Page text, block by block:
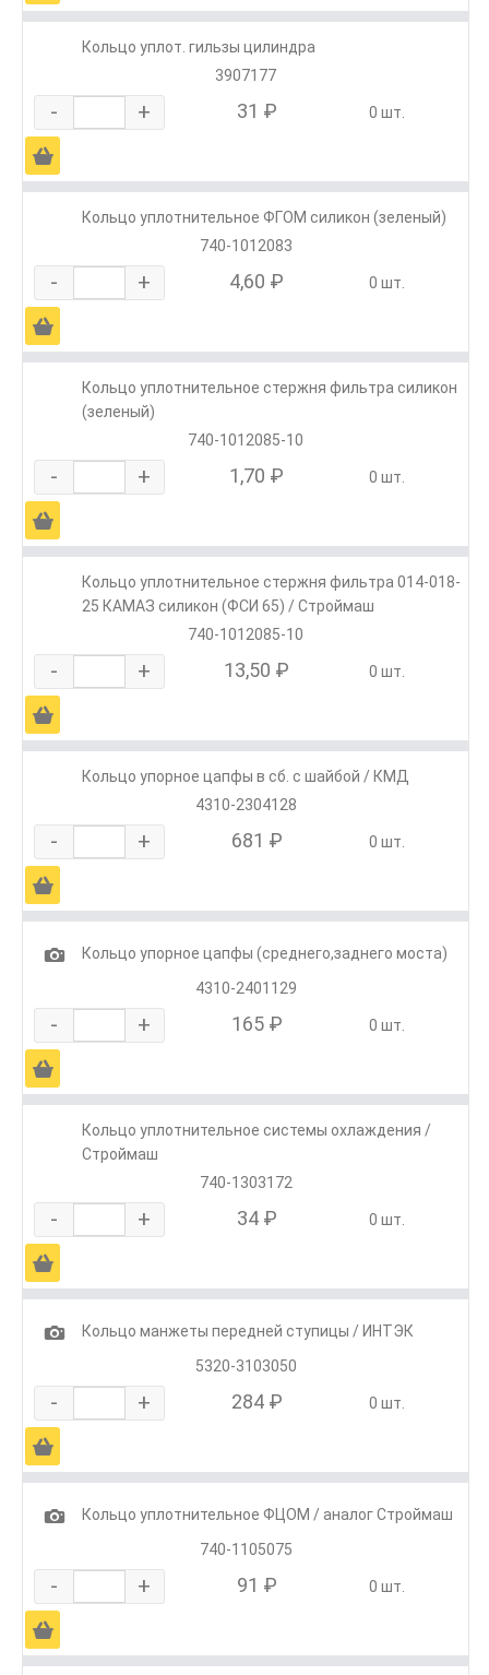
Кольцо уплот. гильзы цилиндра
3907177
- + 31 ₽ 0 шт.
Ä
Кольцо уплотнительное ФГОМ силикон (зеленый)
740-1012083
- + 4,60 ₽ 0 шт.
Ä
Кольцо уплотнительное стержня фильтра силикон
(зеленый)
740-1012085-10
- + 1,70 ₽ 0 шт.
Ä
Кольцо уплотнительное стержня фильтра 014-018-
25 КАМАЗ силикон (ФСИ 65) / Строймаш
740-1012085-10
- + 13,50 ₽ 0 шт.
Ä
Кольцо упорное цапфы в сб. с шайбой / КМД
4310-2304128
- + 681 ₽ 0 шт.
Ä
1
Кольцо упорное цапфы (среднего,заднего моста)
4310-2401129
- + 165 ₽ 0 шт.
Ä
Кольцо уплотнительное системы охлаждения /
Строймаш
740-1303172
- + 34 ₽ 0 шт.
Ä
1
Кольцо манжеты передней ступицы / ИНТЭК
5320-3103050
- + 284 ₽ 0 шт.
Ä
1
Кольцо уплотнительное ФЦОМ / аналог Строймаш
740-1105075
- + 91 ₽ 0 шт.
Ä